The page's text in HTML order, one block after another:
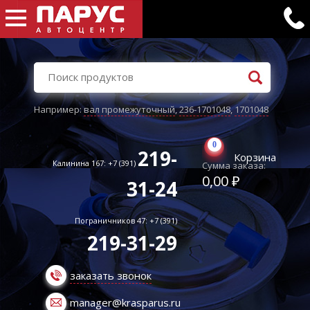
Например:вал промежуточный,236-1701048,1701048
Калинина 167: +7 (391) 219-
31-24
Пограничников 47: +7 (391)
219-31-29
заказать звонок
manager@krasparus.ru
0
Корзина
Сумма заказа:
0,00 ₽